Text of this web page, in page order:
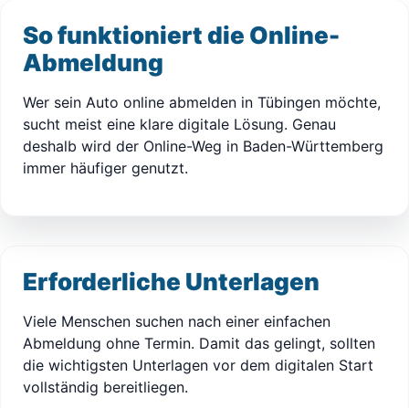
So funktioniert die Online-
Abmeldung
Wer sein Auto online abmelden in Tübingen möchte,
sucht meist eine klare digitale Lösung. Genau
deshalb wird der Online-Weg in Baden-Württemberg
immer häufiger genutzt.
Erforderliche Unterlagen
Viele Menschen suchen nach einer einfachen
Abmeldung ohne Termin. Damit das gelingt, sollten
die wichtigsten Unterlagen vor dem digitalen Start
vollständig bereitliegen.